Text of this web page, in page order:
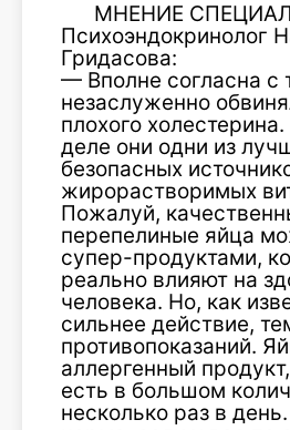
МНЕНИЕ
Психоэндокринолог
Гридасова:
— Вполне согласна c
незаслуженно
плохого
деле они одни из
безопасных
жирорастворимых
Пожалуй,
перепелиные яйца
супер-продуктами,
реально влияют на
человека. Но, как
сильнее действие,
противопоказаний.
аллергенный
есть в большом
несколько раз в